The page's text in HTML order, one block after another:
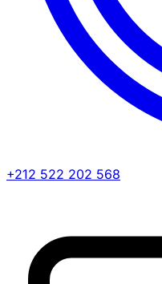
+212 522 202 568